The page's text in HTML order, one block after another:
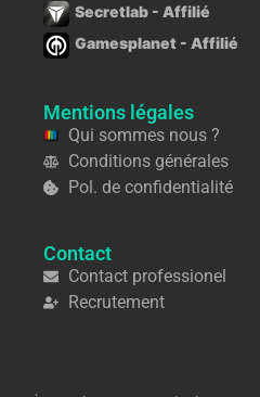
Secretlab - Affilié
Gamesplanet - Affilié
Mentions légales
Qui sommes nous ?
Conditions générales
Pol. de confidentialité
Contact
Contact professionel
Recrutement